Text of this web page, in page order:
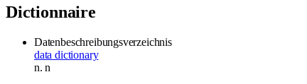
Dictionnaire
Datenbeschreibungsverzeichnis
data dictionary
n.n